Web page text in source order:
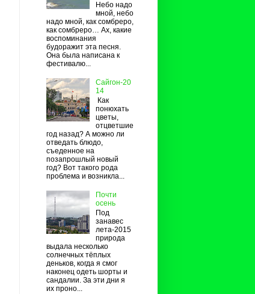
Небо надо
мной, небо
надо мной, как сомбреро,
как сомбреро… Ах, какие
воспоминания
будоражит эта песня.
Она была написана к
фестивалю...
Сайгон-20
14
Как
понюхать
цветы,
отцветшие
год назад? А можно ли
отведать блюдо,
съеденное на
позапрошлый новый
год? Вот такого рода
проблема и возникла...
Почти
осень
Под
занавес
лета-2015
природа
выдала несколько
солнечных тёплых
деньков, когда я смог
наконец одеть шорты и
сандалии. За эти дни я
их проно...